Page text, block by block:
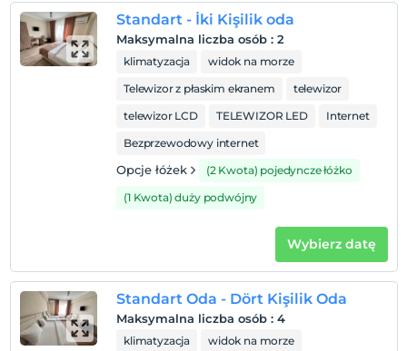
Standart - İki Kişilik oda
Maksymalna liczba osób : 2
klimatyzacja
widok na morze
Telewizor z płaskim ekranem
telewizor
telewizor LCD
TELEWIZOR LED
Internet
Bezprzewodowy internet
Opcje łóżek
(2 Kwota) pojedyncze łóżko
(1 Kwota) duży podwójny
Wybierz datę
Standart Oda - Dört Kişilik Oda
Maksymalna liczba osób : 4
klimatyzacja
widok na morze